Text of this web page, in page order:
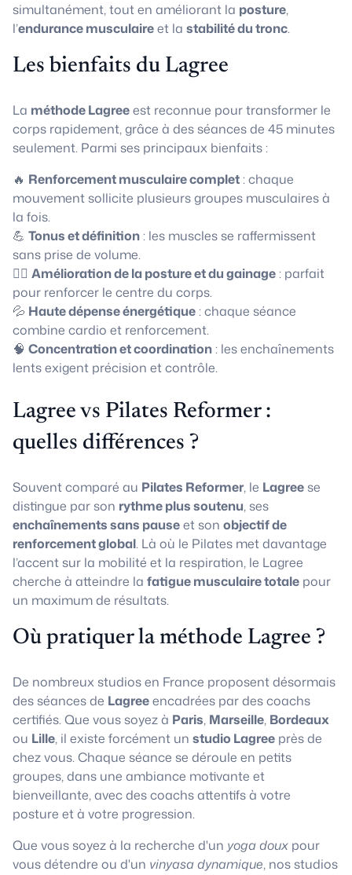
simultanément, tout en améliorant la posture,
l’endurance musculaireet la stabilité du tronc.
Les bienfaits du Lagree
La méthode Lagreeest reconnue pour transformer le
corps rapidement, grâce à des séances de 45 minutes
seulement. Parmi ses principaux bienfaits :
🔥 Renforcement musculaire complet: chaque
mouvement sollicite plusieurs groupes musculaires à
la fois.
💪 Tonus et définition: les muscles se raffermissent
sans prise de volume.
🧘‍♀️ Amélioration de la posture et du gainage: parfait
pour renforcer le centre du corps.
💦 Haute dépense énergétique: chaque séance
combine cardio et renforcement.
🧠 Concentration et coordination: les enchaînements
lents exigent précision et contrôle.
Lagree vs Pilates Reformer :
quelles différences ?
Souvent comparé au Pilates Reformer, le Lagree se
distingue par son rythme plus soutenu, ses
enchaînements sans pauseet son objectif de
renforcement global. Là où le Pilates met davantage
l’accent sur la mobilité et la respiration, le Lagree
cherche à atteindre la fatigue musculaire totale pour
un maximum de résultats.
Où pratiquer la méthode Lagree ?
De nombreux studios en France proposent désormais
des séances de Lagreeencadrées par des coachs
certifiés. Que vous soyez à Paris, Marseille, Bordeaux
ou Lille, il existe forcément un studio Lagree près de
chez vous. Chaque séance se déroule en petits
groupes, dans une ambiance motivante et
bienveillante, avec des coachs attentifs à votre
posture et à votre progression.
Que vous soyez à la recherche d'un yoga doux pour
vous détendre ou d'un vinyasa dynamique, nos studios